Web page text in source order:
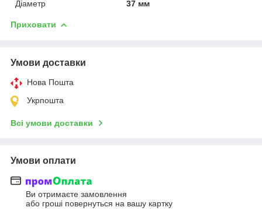
Діаметр
37 мм
Приховати
Умови доставки
Нова Пошта
Укрпошта
Всі умови доставки
Умови оплати
Ви отримаєте замовлення
або гроші повернуться на вашу картку